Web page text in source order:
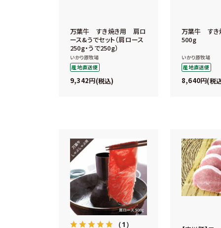
万葉牛 すき焼き用 肩ロ
ース&うでセット（肩ロース
250g・うで250g）
いかり原牧場
産地直送便
9,342 税込
万葉牛 す
500g
いかり原牧場
産地直送便
8,640 税
（1）